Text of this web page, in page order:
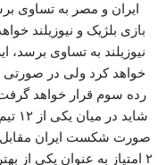
ایران و مصر به تساوی
بازی بلژیک و نیوزیلند
نیوزیلند به تساوی
خواهد کرد ولی در صورتی
رده سوم قرار خواهد گرفت
صورت شکست ایران مقابل
۲ امتیاز به عنوان یکی